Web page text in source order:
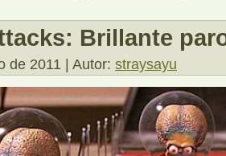
Brillante
de 2011 | Autor: straysayu